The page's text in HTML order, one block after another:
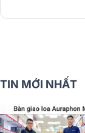
TIN MỚI NHẤT